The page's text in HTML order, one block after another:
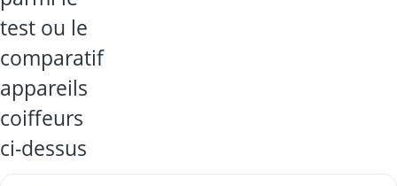
test ou le
comparatif
appareils
coiffeurs
ci-dessus